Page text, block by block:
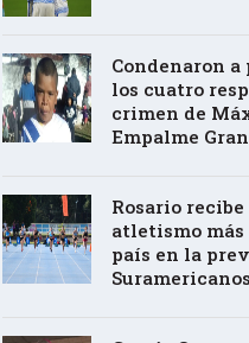
Condenaron
los cuatro
crimen de
Empalme
Rosario
atletismo
país en la
Suramericanos